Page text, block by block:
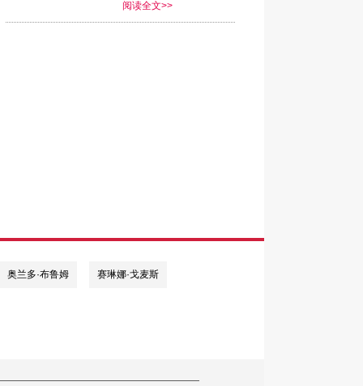
阅读全文>>
奥兰多·布鲁姆 赛琳娜·戈麦斯